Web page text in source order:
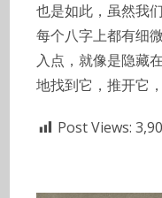
也是如此，虽然我
每个八字上都有细
入点，就像是隐藏
地找到它，推开它
Post Views: